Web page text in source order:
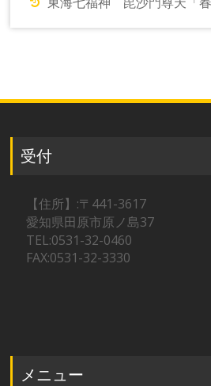
受付
【住所】:〒441-3617
愛知県田原市原ノ島37
TEL:0531-32-0460
FAX:0531-32-3330
メニュー